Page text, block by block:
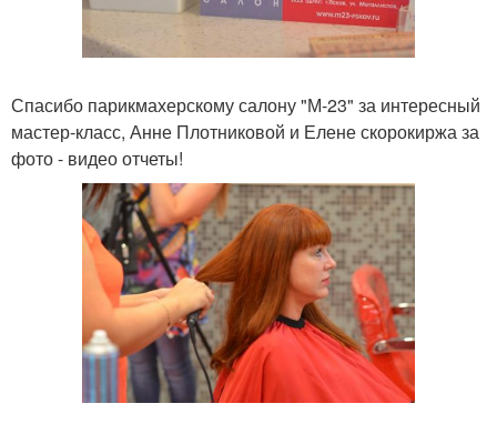
Спасибо парикмахерскому салону "М-23" за интересный
мастер-класс, Анне Плотниковой и Елене скорокиржа за
фото - видео отчеты!